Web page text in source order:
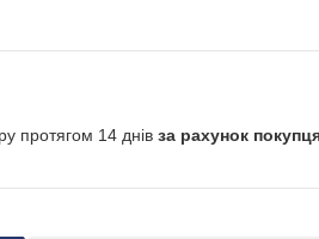
протягом 14 днів за рахунок